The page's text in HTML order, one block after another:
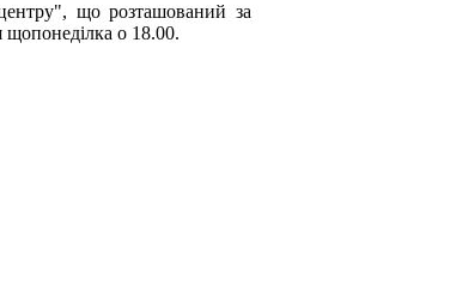
що розташований за
щопонеділка о 18.00.